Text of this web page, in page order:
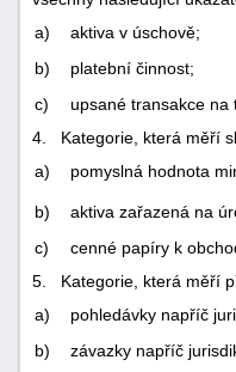
a)
aktiva v úschově;
b)
platební činnost;
c)
upsané transakce na
4. Kategorie, která měří
a)
pomyslná hodnota
b)
aktiva zařazená na
c)
cenné papíry k
5. Kategorie, která měří
a)
pohledávky napříč
b)
závazky napříč